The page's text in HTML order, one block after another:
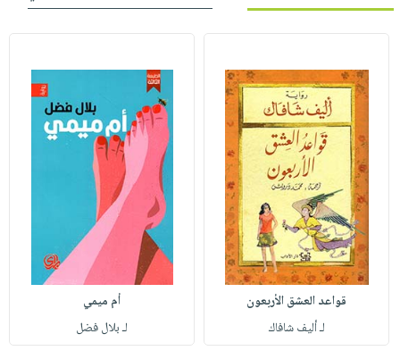
قواعد العشق الأربعون
لـ أليف شافاك
أم ميمي
لـ بلال فضل